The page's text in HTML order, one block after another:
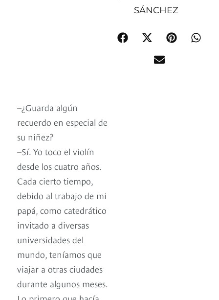
SÁNCHEZ
–¿Guarda algún
recuerdo en especial de
su niñez?
–Sí. Yo toco el violín
desde los cuatro años.
Cada cierto tiempo,
debido al trabajo de mi
papá, como catedrático
invitado a diversas
universidades del
mundo, teníamos que
viajar a otras ciudades
durante algunos meses.